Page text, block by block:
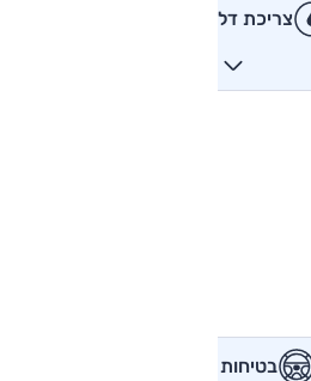
צריכת דלק
בטיחות